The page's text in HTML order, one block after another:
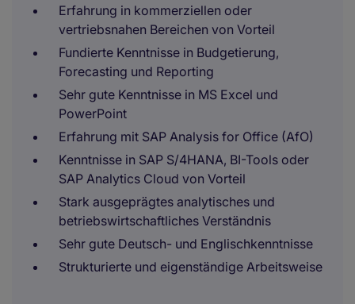
Erfahrung in kommerziellen oder
vertriebsnahen Bereichen von Vorteil
Fundierte Kenntnisse in Budgetierung,
Forecasting und Reporting
Sehr gute Kenntnisse in MS Excel und
PowerPoint
Erfahrung mit SAP Analysis for Office (AfO)
Kenntnisse in SAP S/4HANA, BI-Tools oder
SAP Analytics Cloud von Vorteil
Stark ausgeprägtes analytisches und
betriebswirtschaftliches Verständnis
Sehr gute Deutsch- und Englischkenntnisse
Strukturierte und eigenständige Arbeitsweise